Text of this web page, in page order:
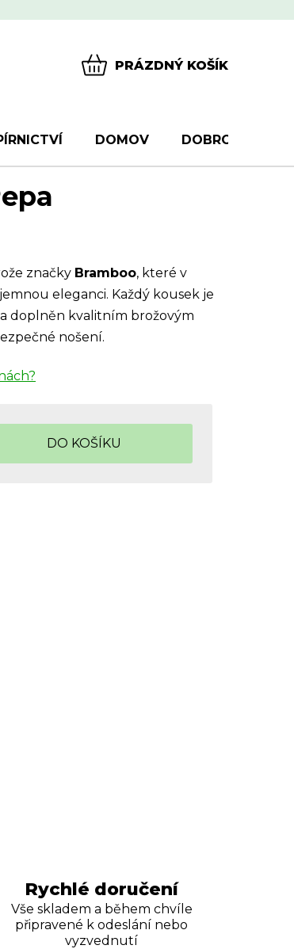
PRÁZDNÝ KOŠÍK
DOMOV DOBROTY
značky Bramboo, které v
eleganci. Každý kousek je
doplněn kvalitním brožovým
nošení.
DO KOŠÍKU
Rychlé doručení
Vše skladem a během chvíle
připravené k odeslání nebo
vyzvednutí